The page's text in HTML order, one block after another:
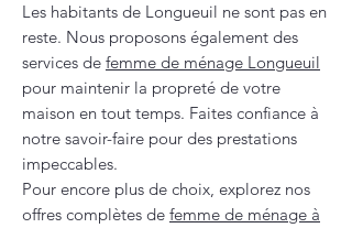
Les habitants de Longueuil ne sont pas en
reste. Nous proposons également des
services de femme de ménage Longueuil
pour maintenir la propreté de votre
maison en tout temps. Faites confiance à
notre savoir-faire pour des prestations
impeccables.
Pour encore plus de choix, explorez nos
offres complètes de femme de ménage à